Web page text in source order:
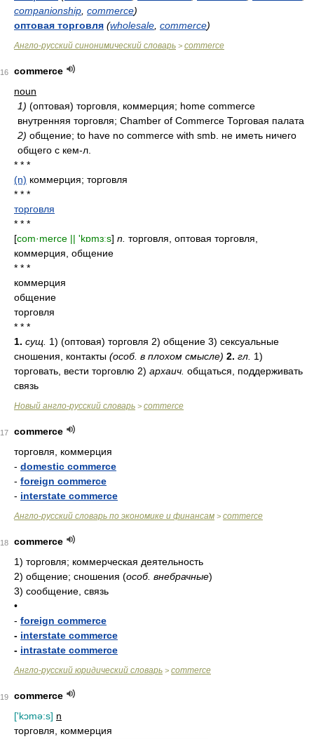
companionship commerce)
оптовая торговля (wholesale commerce)
Англо-русский синонимический словарь > commerce
16
commerce
noun
1) (оптовая) торговля, коммерция; home commerce
внутренняя торговля; Chamber of Commerce Торговая палата
2) общение; to have no commerce with smb. не иметь ничего
общего с кем-л.
* * *
(n) коммерция; торговля
* * *
торговля
* * *
[com·merce || 'kɒmɜːs] n. торговля, оптовая торговля,
коммерция, общение
* * *
коммерция
общение
торговля
* * *
1. сущ. 1) (оптовая) торговля 2) общение 3) сексуальные
сношения, контакты (особ. в плохом смысле) 2. гл. 1)
торговать, вести торговлю 2) архаич. общаться, поддерживать
связь
Новый англо-русский словарь > commerce
17
commerce
торговля, коммерция
- domestic commerce
- foreign commerce
- interstate commerce
Англо-русский словарь по экономике и финансам > commerce
18
commerce
1) торговля; коммерческая деятельность
2) общение; сношения (особ. внебрачные)
3) сообщение, связь
•
- foreign commerce
- interstate commerce
- intrastate commerce
Англо-русский юридический словарь > commerce
19
commerce
['kɔmə:s] n
торговля, коммерция